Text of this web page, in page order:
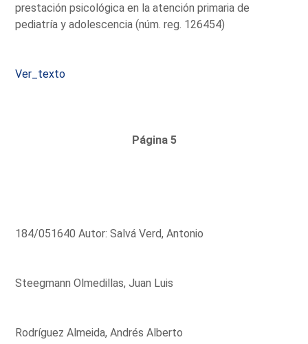
prestación psicológica en la atención primaria de
pediatría y adolescencia (núm. reg. 126454)
Ver_texto
Página 5
184/051640 Autor: Salvá Verd, Antonio
Steegmann Olmedillas, Juan Luis
Rodríguez Almeida, Andrés Alberto